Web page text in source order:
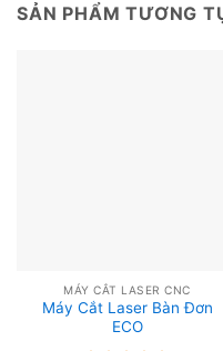
SẢN PHẨM TƯƠNG
MÁY CẮT LASER CNC
Máy Cắt Laser Bàn Đơn
ECO